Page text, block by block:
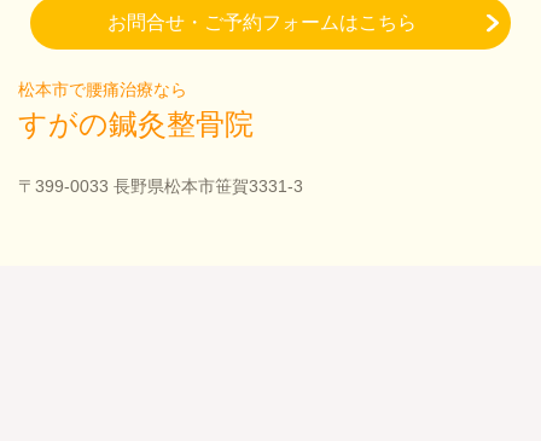
お問合せ・ご予約フォームはこちら
松本市で腰痛治療なら
すがの鍼灸整骨院
〒399-0033 長野県松本市笹賀3331-3